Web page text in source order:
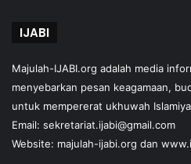
IJABI
Majulah-IJABI.org adalah media
menyebarkan pesan keagamaan,
untuk mempererat ukhuwah
Email: sekretariat.ijabi@gmail.com
Website: majulah-ijabi.org dan